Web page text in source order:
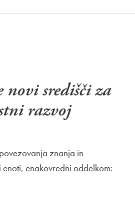
središči za
razvoj
znanja in
enakovredni oddelkom: